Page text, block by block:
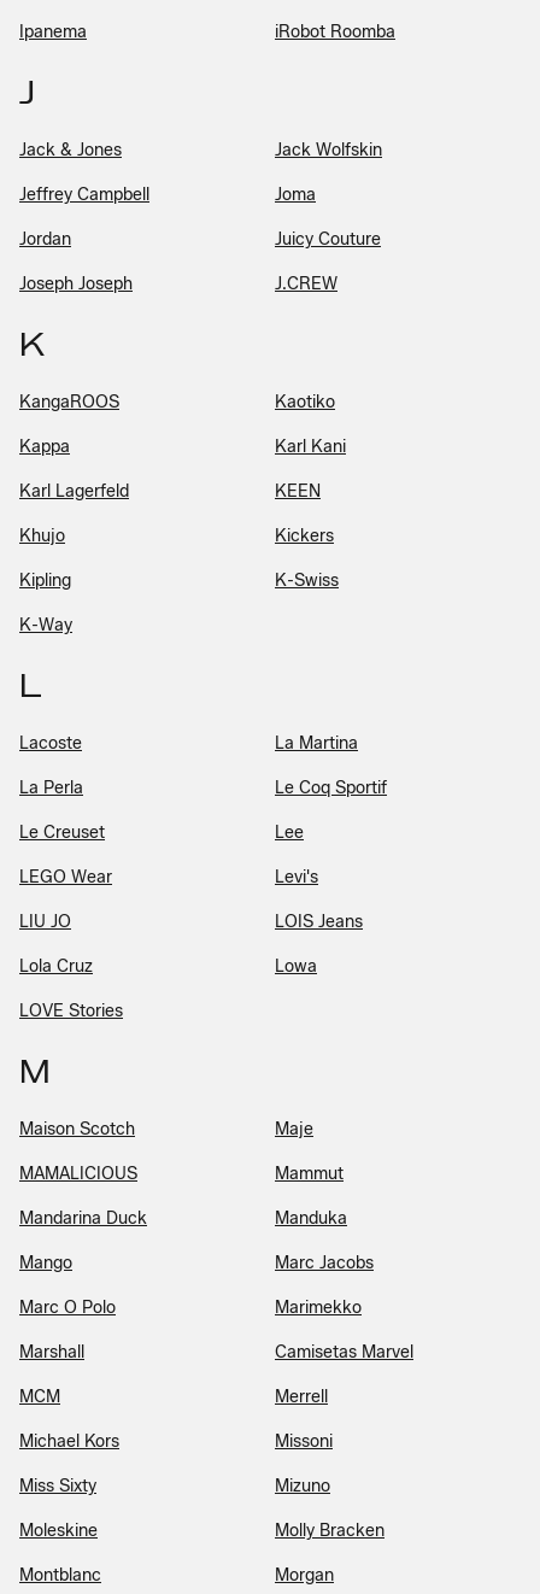
Ipanema iRobot Roomba
J
Jack & Jones Jack Wolfskin
Jeffrey Campbell Joma
Jordan Juicy Couture
Joseph Joseph J.CREW
K
KangaROOS Kaotiko
Kappa Karl Kani
Karl Lagerfeld KEEN
Khujo Kickers
Kipling K-Swiss
K-Way
L
Lacoste La Martina
La Perla Le Coq Sportif
Le Creuset Lee
LEGO Wear Levi's
LIU JO LOIS Jeans
Lola Cruz Lowa
LOVE Stories
M
Maison Scotch Maje
MAMALICIOUS Mammut
Mandarina Duck Manduka
Mango Marc Jacobs
Marc O Polo Marimekko
Marshall Camisetas Marvel
MCM Merrell
Michael Kors Missoni
Miss Sixty Mizuno
Moleskine Molly Bracken
Montblanc Morgan